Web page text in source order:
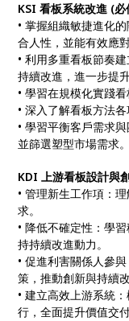
KSI 看板系統改進 (必
• 掌握組織敏捷進化
合人性，並能有效應
• 利用多重看板節奏
持續改進，進一步提
• 學習在規模化實踐
• 深入了解看板方法
• 學習平衡客戶需求
並篩選塑型市場需求。
KDI 上游看板設計與
• 管理新生工作項：
求。
• 降低不確定性：學
持持續改進動力。
• 促進利害關係人參
策，推動創新與持續改
• 建立高效上游系統
行，全面提升價值交